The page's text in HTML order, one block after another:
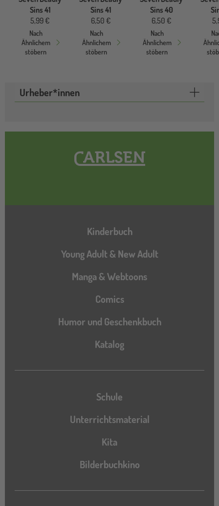
Sins 41
5,99 €
Nach
Ähnlichem
stöbern
Sins 41
6,50 €
Nach
Ähnlichem
stöbern
Sins 40
6,50 €
Nach
Ähnlichem
stöbern
Urheber*innen
Hauptnavigation
Kinderbuch
Young Adult & New Adult
Manga & Webtoons
Comics
Humor und Geschenkbuch
Katalog
Katalog
Schule
Unterrichtsmaterial
Kita
Bilderbuchkino